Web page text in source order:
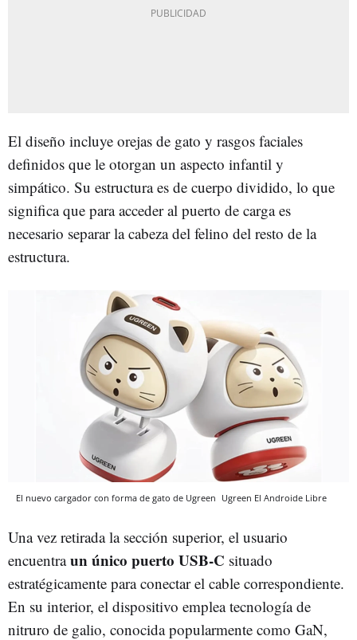
El diseño incluye orejas de gato y rasgos faciales
definidos que le otorgan un aspecto infantil y
simpático. Su estructura es de cuerpo dividido, lo que
significa que para acceder al puerto de carga es
necesario separar la cabeza del felino del resto de la
estructura.
El nuevo cargador con forma de gato de Ugreen Ugreen El Androide Libre
Una vez retirada la sección superior, el usuario
encuentraun único puerto USB-C situado
estratégicamente para conectar el cable correspondiente.
En su interior, el dispositivo emplea tecnología de
nitruro de galio, conocida popularmente como GaN,